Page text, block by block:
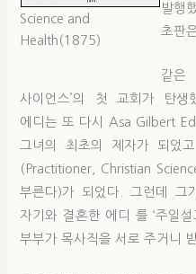
Science and
Health(1875)
발행
초판
같
사이언스’의 첫 교회가 탄
에디는 또 다시 Asa Gilbert
그녀의 최초의 제자가 되었
(Practitioner, Christian
부른다)가 되었다. 그런데
자기와 결혼한 에디 를 ‘주일
부부가 목사직을 서로 주거니